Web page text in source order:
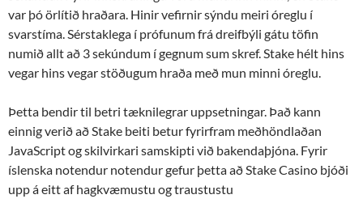
var þó örlítið hraðara. Hinir vefirnir sýndu meiri óreglu í
svarstíma. Sérstaklega í prófunum frá dreifbýli gátu töfin
numið allt að 3 sekúndum í gegnum sum skref. Stake hélt hins
vegar hins vegar stöðugum hraða með mun minni óreglu.
Þetta bendir til betri tæknilegrar uppsetningar. Það kann
einnig verið að Stake beiti betur fyrirfram meðhöndlaðan
JavaScript og skilvirkari samskipti við bakendaþjóna. Fyrir
íslenska notendur notendur gefur þetta að Stake Casino bjóði
upp á eitt af hagkvæmustu og traustustu